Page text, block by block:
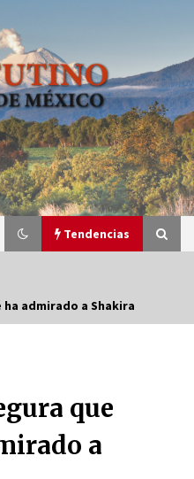
Tendencias
renuncia a la presidencia
ha admirado a Shakira
que
a